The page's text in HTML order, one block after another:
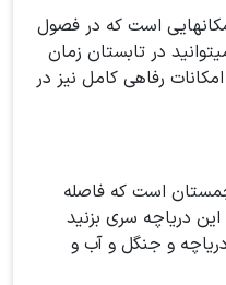
است که در فصول
در تابستان زمان
رفاهی کامل نیز در
است که فاصله
این دریاچه سری بزنید
و جنگل و آب و